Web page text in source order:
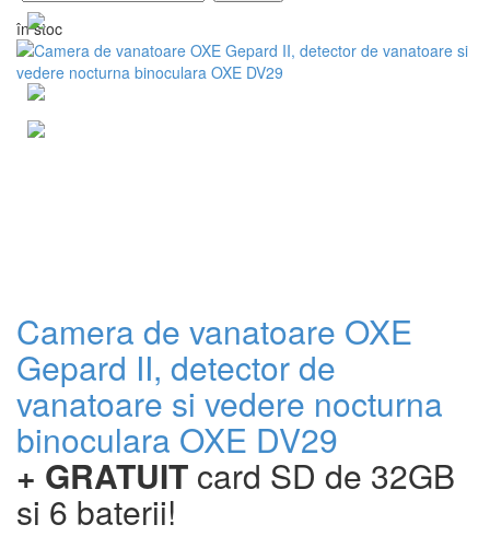
în stoc
Camera de vanatoare OXE
Gepard II, detector de
vanatoare si vedere nocturna
binoculara OXE DV29
+ GRATUIT card SD de 32GB
si 6 baterii!